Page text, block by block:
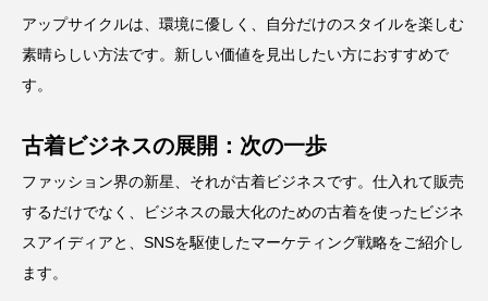
アップサイクルは、環境に優しく、自分だけのスタイルを楽しむ
素晴らしい方法です。新しい価値を見出したい方におすすめで
す。
古着ビジネスの展開：次の一歩
ファッション界の新星、それが古着ビジネスです。仕入れて販売
するだけでなく、ビジネスの最大化のための古着を使ったビジネ
スアイディアと、 SNSを駆使したマーケティング戦略をご紹介し
ます。